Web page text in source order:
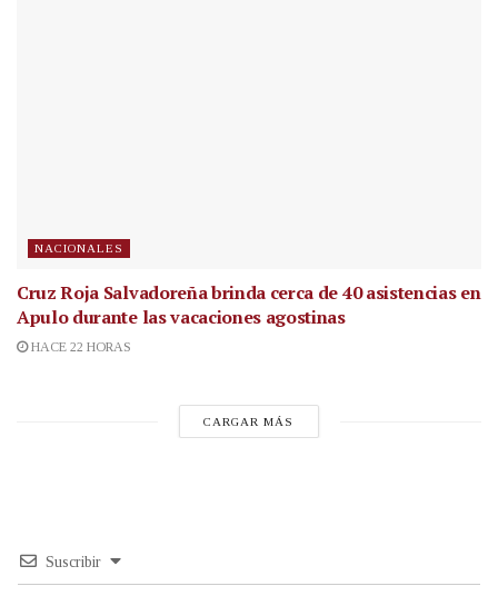
NACIONALES
Cruz Roja Salvadoreña brinda cerca de 40 asistencias en
Apulo durante las vacaciones agostinas
HACE 22 HORAS
CARGAR MÁS
Suscribir